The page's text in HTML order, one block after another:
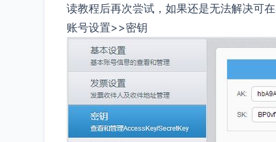
读教程后再次尝试，如果还是无法解决可在
账号设置>>密钥